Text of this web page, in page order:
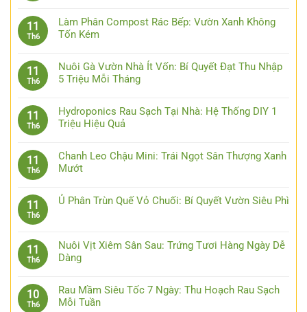
11
Th6
Làm Phân Compost Rác Bếp: Vườn Xanh Không
Tốn Kém
11
Th6
Nuôi Gà Vườn Nhà Ít Vốn: Bí Quyết Đạt Thu Nhập
5 Triệu Mỗi Tháng
11
Th6
Hydroponics Rau Sạch Tại Nhà: Hệ Thống DIY 1
Triệu Hiệu Quả
11
Th6
Chanh Leo Chậu Mini: Trái Ngọt Sân Thượng Xanh
Mướt
11
Th6
Ủ Phân Trùn Quế Vỏ Chuối: Bí Quyết Vườn Siêu Phì
11
Th6
Nuôi Vịt Xiêm Sân Sau: Trứng Tươi Hàng Ngày Dễ
Dàng
10
Th6
Rau Mầm Siêu Tốc 7 Ngày: Thu Hoạch Rau Sạch
Mỗi Tuần